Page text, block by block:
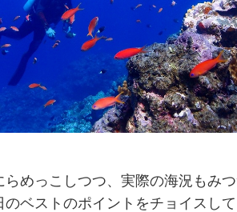
らめっこしつつ、実際の海況もみ
のベストのポイントをチョイスし